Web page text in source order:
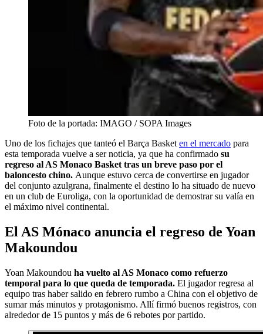
Foto de la portada: IMAGO / SOPA Images
Uno de los fichajes que tanteó el Barça Basket en el mercado para
esta temporada vuelve a ser noticia, ya que ha confirmado su
regreso al AS Monaco Basket tras un breve paso por el
baloncesto chino. Aunque estuvo cerca de convertirse en jugador
del conjunto azulgrana, finalmente el destino lo ha situado de nuevo
en un club de Euroliga, con la oportunidad de demostrar su valía en
el máximo nivel continental.
El AS Mónaco anuncia el regreso de Yoan
Makoundou
Yoan Makoundou ha vuelto al AS Monaco como refuerzo
temporal para lo que queda de temporada. El jugador regresa al
equipo tras haber salido en febrero rumbo a China con el objetivo de
sumar más minutos y protagonismo. Allí firmó buenos registros, con
alrededor de 15 puntos y más de 6 rebotes por partido.